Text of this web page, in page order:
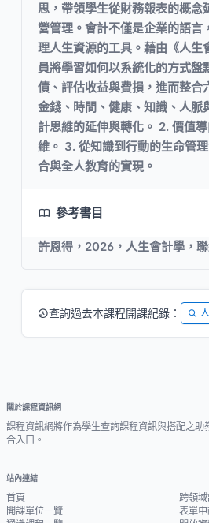
思，帶領學生從財務報表的概念
營管理。會計不僅是企業的語言
理人生資源的工具。藉由《人生
員將學習如何以系統化的方式盤
債、評估收益與費損，進而整合
金錢、時間、健康、知識、人脈
計思維的延伸與轉化。 2. 價值
維。 3. 從知識到行動的生命管
合與全人教育的實現。
參考書目
許恩得，2026，人生會計學，
查詢過去本課程開課紀錄：
關於課程資訊網
課程資訊網將作為學生查詢課程資訊與搭配之
合入口。
站內連結
首頁
開課單位一覽
跨領域
表單